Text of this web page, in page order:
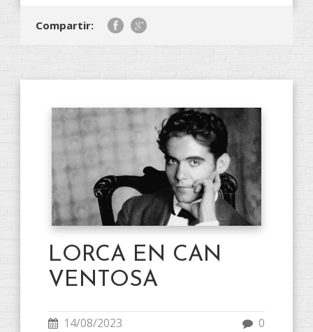
Compartir:
LORCA EN CAN
VENTOSA
14/08/2023 0